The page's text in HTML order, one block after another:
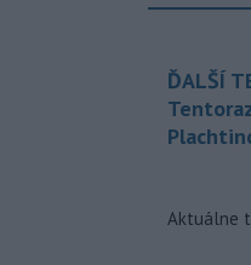
ĎALŠÍ
Aktuálne